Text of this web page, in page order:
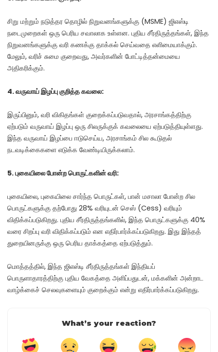
சிறு மற்றும் நடுத்தர தொழில் நிறுவனங்களுக்கு (MSME) ஜிஎஸ்டி
நடைமுறைகள் ஒரு பெரிய சவாலாக உள்ளன. புதிய சீர்திருத்தங்கள், இந்த
நிறுவனங்களுக்கு வரி கணக்கு தாக்கல் செய்வதை எளிமையாக்கும்.
மேலும், வரிச் சுமை குறைவது, அவர்களின் போட்டித்தன்மையை
அதிகரிக்கும்.
4. வருவாய் இழப்பு குறித்த கவலை:
இருப்பினும், வரி விகிதங்கள் குறைக்கப்படுவதால், அரசாங்கத்திற்கு
ஏற்படும் வருவாய் இழப்பு ஒரு சிலருக்குக் கவலையை ஏற்படுத்தியுள்ளது.
இந்த வருவாய் இழப்பை ஈடுசெய்ய, அரசாங்கம் சில கூடுதல்
நடவடிக்கைகளை எடுக்க வேண்டியிருக்கலாம்.
5. புகையிலை போன்ற பொருட்களின் வரி:
புகையிலை, புகையிலை சார்ந்த பொருட்கள், பான் மசாலா போன்ற சில
பொருட்களுக்கு தற்போது 28% வரியுடன் செஸ் (Cess) வரியும்
விதிக்கப்படுகிறது. புதிய சீர்திருத்தங்களில், இந்த பொருட்களுக்கு 40%
வரை சிறப்பு வரி விதிக்கப்படும் என எதிர்பார்க்கப்படுகிறது. இது இந்தத்
துறையினருக்கு ஒரு பெரிய தாக்கத்தை ஏற்படுத்தும்.
மொத்தத்தில், இந்த ஜிஎஸ்டி சீர்திருத்தங்கள் இந்தியப்
பொருளாதாரத்திற்கு புதிய வேகத்தை அளிப்பதுடன், மக்களின் அன்றாட
வாழ்க்கைச் செலவுகளையும் குறைக்கும் என்று எதிர்பார்க்கப்படுகிறது.
What’s your reaction?